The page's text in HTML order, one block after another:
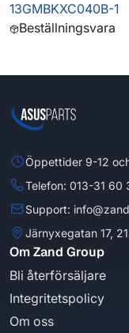
13GMBKXC040B-1
Beställningsvara
Öppettider 9-12
Telefon: 013-31 60
Support:
Järnyxegatan 17,
Om Zand Group
Bli återförsäljare
Integritetspolicy
Om oss